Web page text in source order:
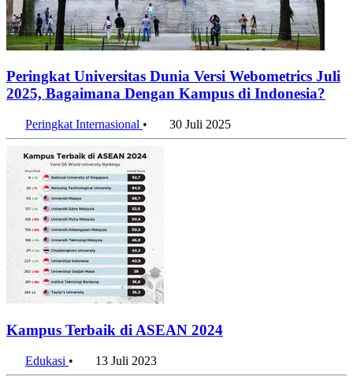
Peringkat Universitas Dunia Versi Webometrics Juli
2025, Bagaimana Dengan Kampus di Indonesia?
Peringkat Internasional • 30 Juli 2025
Kampus Terbaik di ASEAN 2024
Edukasi • 13 Juli 2023